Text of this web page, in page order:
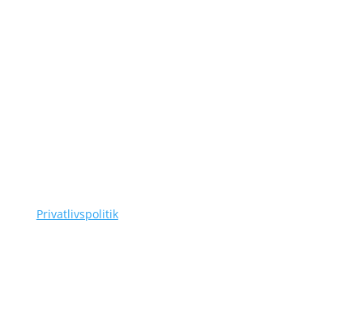
Privatlivspolitik